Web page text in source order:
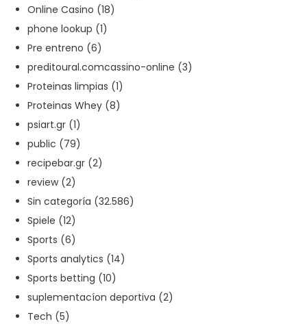
Online Casino (18)
phone lookup (1)
Pre entreno (6)
preditoural.comcassino-online (3)
Proteinas limpias (1)
Proteinas Whey (8)
psiart.gr (1)
public (79)
recipebar.gr (2)
review(2)
Sin categoría (32.586)
Spiele (12)
Sports (6)
Sports analytics (14)
Sports betting (10)
suplementacíon deportiva (2)
Tech (5)